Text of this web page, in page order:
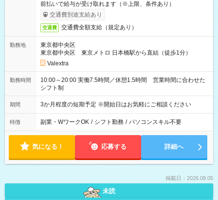
前払いで給与が受け取れます（※上限、条件あり）
交通費別途支給あり
交通費 交通費全額支給（規定あり）
勤務地
東京都中央区
東京都中央区 東京メトロ 日本橋駅から直結（徒歩1分）
Valextra
勤務時間
10:00～20:00 実働7.5時間／休憩1.5時間 営業時間に合わせた
シフト制
期間 3か月程度の短期予定 ※開始日はお気軽にご相談ください
特徴 副業・WワークOK / シフト勤務 / パソコンスキル不要
気になる！ 応募する 詳細へ
掲載日：2026.08.05
未読